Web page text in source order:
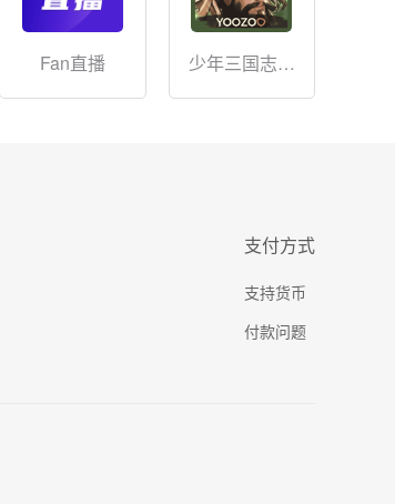
Fan直播
少年三国志手
支付方式
支持货币
付款问题